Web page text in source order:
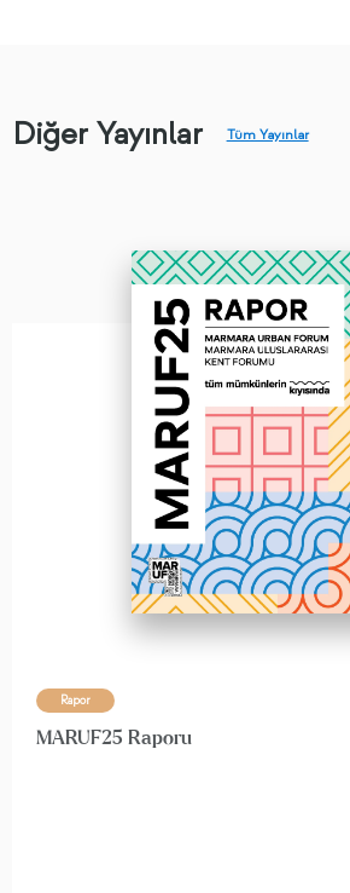
Diğer Yayınlar Tüm Yayınlar
Rapor
MARUF25 Raporu